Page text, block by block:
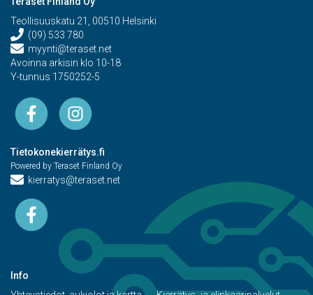
Teollisuuskatu 21, 00510 Helsinki
(09) 533 780
myynti@teraset.net
Avoinna arkisin klo 10-18
Y-tunnus 1750252-5
Tietokonekierrätys.fi
Powered by Teraset Finland Oy
kierratys@teraset.net
Info